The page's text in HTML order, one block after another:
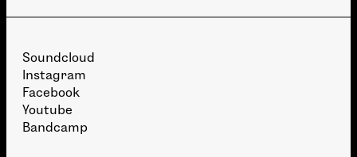
Soundcloud
Instagram
Facebook
Youtube
Bandcamp